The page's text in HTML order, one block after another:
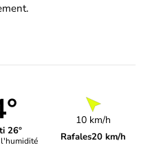
26°
l'humidité
10 km/h
Rafales20 km/h